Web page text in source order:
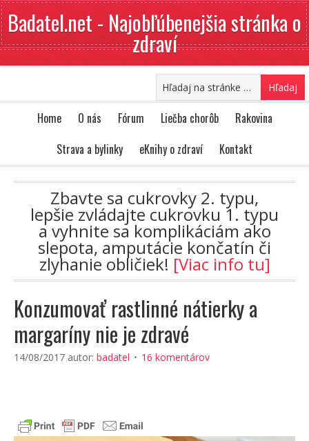
Badatel.net - Najobľúbenejšia stránka o
zdraví
Home O nás Fórum Liečba chorôb
Rakovina
Strava a bylinky
eKnihy o zdraví Kontakt
Zbavte sa cukrovky 2. typu,
lepšie zvládajte cukrovku 1. typu
a vyhnite sa komplikáciám ako
slepota, amputácie končatín či
zlyhanie obličiek! [Viac info tu]
Konzumovať rastlinné nátierky a
margaríny nie je zdravé
14/08/2017 autor: badatel 16 komentárov